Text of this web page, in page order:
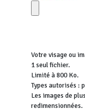
Votre visage ou
1 seul fichier.
Limité à 800 Ko.
Types autorisés :
Les images de
redimensionnées.